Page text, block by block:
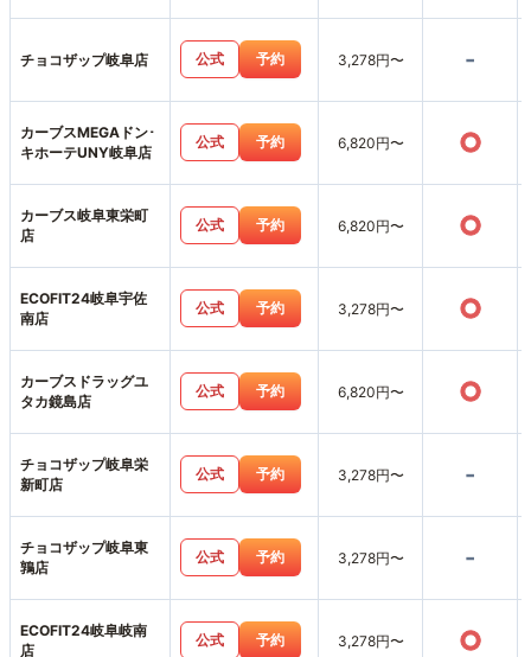
チョコザップ岐阜店 公式 予約 3,278円〜 -
カーブスMEGAドン･
キホーテUNY岐阜店
公式 予約 6,820円〜 ○
カーブス岐阜東栄町
店
公式 予約 6,820円〜 ○
ECOFIT24岐阜宇佐
南店
公式 予約 3,278円〜 ○
カーブスドラッグユ
タカ鏡島店
公式 予約 6,820円〜 ○
チョコザップ岐阜栄
新町店
公式 予約 3,278円〜 -
チョコザップ岐阜東
鶉店
公式 予約 3,278円〜 -
ECOFIT24岐阜岐南
店
公式 予約 3,278円〜 ○